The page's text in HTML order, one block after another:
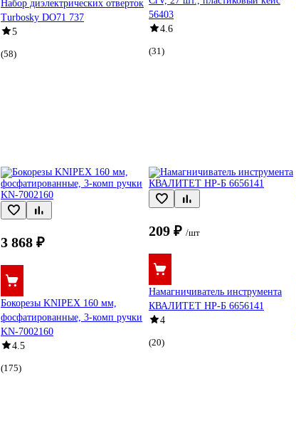
Набор диэлектрических отверток
Turbosky DO71 737
5
(58)
56403
4.6
(31)
3 868 ₽
Бокорезы KNIPEX 160 мм,
фосфатированные, 3-комп ручки
KN-7002160
4.5
(175)
209 ₽ /шт
Намагничиватель инструмента
КВАЛИТЕТ НР-Б 6656141
4
(20)